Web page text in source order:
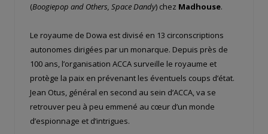
(Boogiepop and Others, Space Dandy) chez Madhouse.
Le royaume de Dowa est divisé en 13 circonscriptions
autonomes dirigées par un monarque. Depuis près de
100 ans, l’organisation ACCA surveille le royaume et
protège la paix en prévenant les éventuels coups d’état.
Jean Otus, général en second au sein d’ACCA, va se
retrouver peu à peu emmené au cœur d’un monde
d’espionnage et d’intrigues.